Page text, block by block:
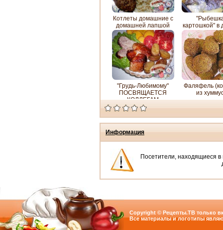
Котлеты домашние c
домашней лапшой
картошкой" в
"Грудь-Любимому"
ПОСВЯЩАЕТСЯ
КОЛЛЕГАМ
Фаляфель
из
Информация
Посетители, находящиеся в
Copyright © Рецепты.ТВ только
Все материалы и логотипы